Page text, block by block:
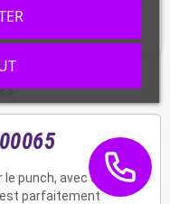
punch, avec sa
parfaitement